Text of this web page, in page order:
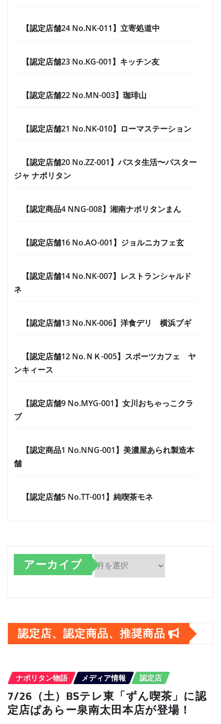
【認定店舗24 No.NK-011】立寄処道中
【認定店舗23 No.KG-001】キッチン友
【認定店舗22 No.MN-003】珈琲山
【認定店舗21 No.NK-010】ローマステーション
【認定店舗20 No.ZZ-001】パスタ生活〜パスター
ジャ ナポリタン
【認定商品4 NNG-008】湘南ナポリタンまん
【認定店舗16 No.AO-001】ジョルニカフェ玄
【認定店舗14 No.NK-007】レストランシャルド
ネ
【認定店舗13 No.NK-006】洋食デリ 横浜ブギ
【認定店舗12 No.ＮＫ-005】スポーツカフェ ヤ
ンキィース
【認定店舗9 No.MYG-001】女川おちゃっこクラ
ブ
【認定商品1 No.NNG-001】美濃屋あられ製造本
舗
【認定店舗5 No.TT-001】純喫茶モネ
アーカイブ
カ
イ
認定店、認定商品、推奨商品
ナポリタン物語 メディア情報 認定店
7/26（土）BSテレ東「ずん喫茶」に認
定店ぱあらー泉南太田本店が登場！